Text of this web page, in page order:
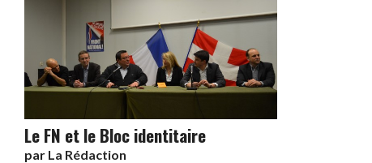
Le FN et le Bloc identitaire
par La Rédaction